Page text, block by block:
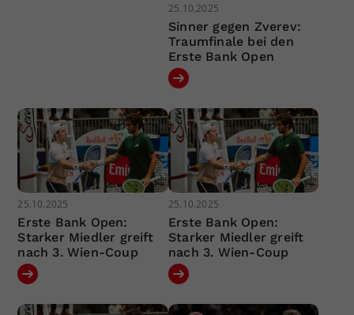
25.10.2025
Sinner gegen Zverev:
Traumfinale bei den
Erste Bank Open
25.10.2025
Erste Bank Open:
Starker Miedler greift
nach 3. Wien-Coup
25.10.2025
Erste Bank Open:
Starker Miedler greift
nach 3. Wien-Coup